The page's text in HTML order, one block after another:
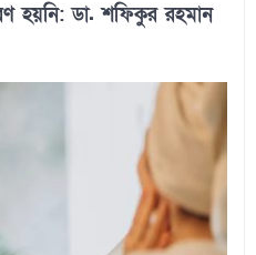
হয়নি: ডা. শফিকুর রহমান